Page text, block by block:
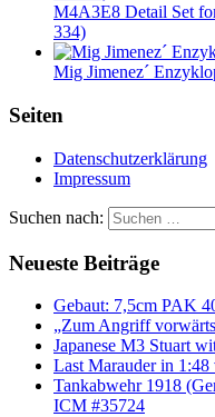
M4A3E8 Detail Set
334)
Mig Jimenez´
Seiten
Datenschutzerklärung
Impressum
Suchen nach:
Neueste Beiträge
Gebaut: 7,5cm PAK
„Zum Angriff
Japanese M3 Stuart
Last Marauder in
Tankabwehr 1918
ICM #35724